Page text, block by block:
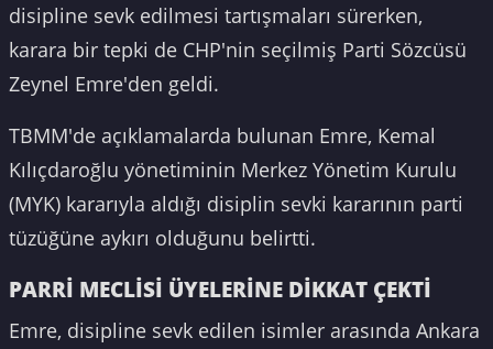
disipline sevk edilmesi tartışmaları sürerken,
karara bir tepki de CHP'nin seçilmiş Parti Sözcüsü
Zeynel Emre'den geldi.
TBMM'de açıklamalarda bulunan Emre, Kemal
Kılıçdaroğlu yönetiminin Merkez Yönetim Kurulu
(MYK) kararıyla aldığı disiplin sevki kararının parti
tüzüğüne aykırı olduğunu belirtti.
PARRİ MECLİSİ ÜYELERİNE DİKKAT ÇEKTİ
Emre, disipline sevk edilen isimler arasında Ankara